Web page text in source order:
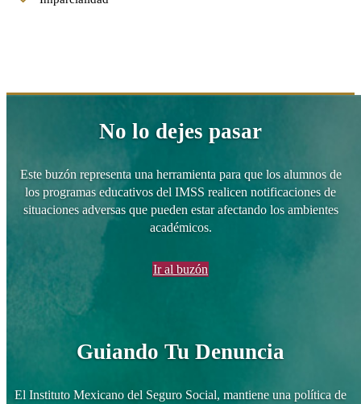
No lo dejes pasar
Este buzón representa una herramienta para que los alumnos de
los programas educativos del IMSS realicen notificaciones de
situaciones adversas que pueden estar afectando los ambientes
académicos.
Ir al buzón
Guiando Tu Denuncia
El Instituto Mexicano del Seguro Social, mantiene una política de